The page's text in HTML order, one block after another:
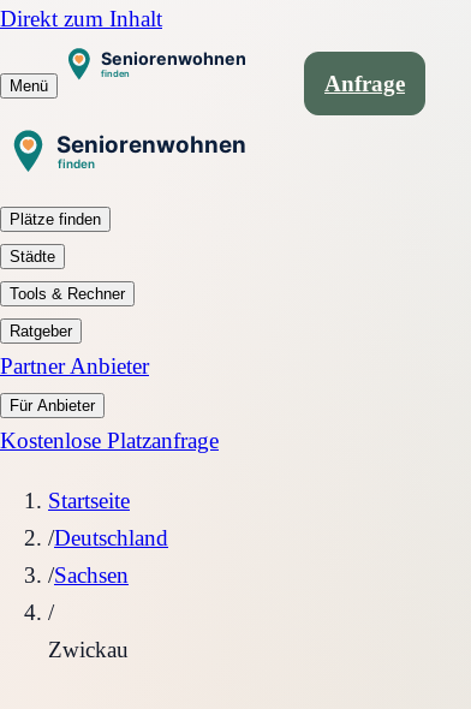
Direkt zum Inhalt
Menü Anfrage
Plätze finden
Städte
Tools & Rechner
Ratgeber
Partner Anbieter
Für Anbieter
Kostenlose Platzanfrage
Startseite
/Deutschland
/Sachsen
/
Zwickau